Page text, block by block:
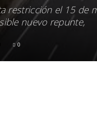
restricción el 15 de
nuevo repunte,
0